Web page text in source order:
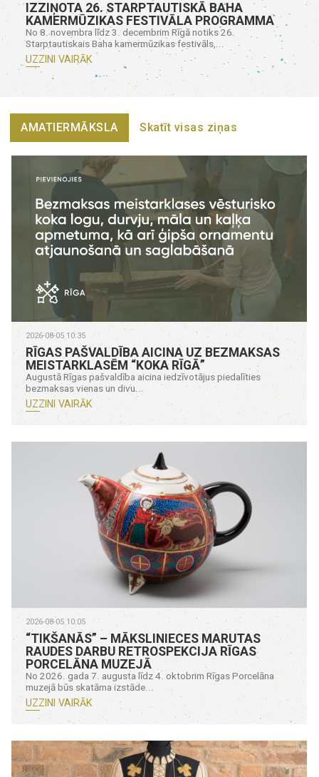
IZZIŅOTA 26. STARPTAUTISKĀ BAHA
KAMERMŪZIKAS FESTIVĀLA PROGRAMMA
No 8. novembra līdz 3. decembrim Rīgā notiks 26.
Starptautiskais Baha kamermūzikas festivāls,...
UZZINI VAIRĀK
AMATIERMĀKSLA Skatīt visas ziņas
2026-08-05 10:35
RĪGAS PAŠVALDĪBA AICINA UZ BEZMAKSAS
MEISTARKLASĒM “KOKA RĪGĀ”
Augustā Rīgas pašvaldība aicina iedzīvotājus piedalīties
bezmaksas vienas un divu...
UZZINI VAIRĀK
2026-08-05 10:05
“TIKŠANĀS” – MĀKSLINIECES MARUTAS
RAUDES DARBU RETROSPEKCIJA RĪGAS
PORCELĀNA MUZEJĀ
No 2026. gada 7. augusta līdz 4. oktobrim Rīgas Porcelāna
muzejā būs skatāma izstāde...
UZZINI VAIRĀK